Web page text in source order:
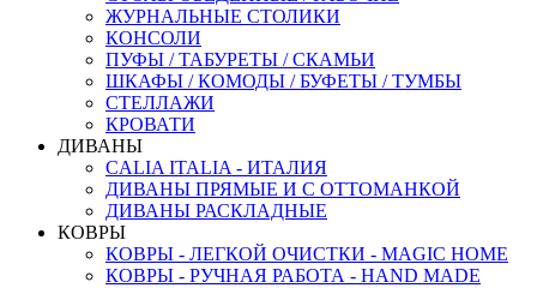
ЖУРНАЛЬНЫЕ СТОЛИКИ
КОНСОЛИ
ПУФЫ / ТАБУРЕТЫ / СКАМЬИ
ШКАФЫ / КОМОДЫ / БУФЕТЫ / ТУМБЫ
СТЕЛЛАЖИ
КРОВАТИ
ДИВАНЫ
CALIA ITALIA - ИТАЛИЯ
ДИВАНЫ ПРЯМЫЕ И С ОТТОМАНКОЙ
ДИВАНЫ РАСКЛАДНЫЕ
КОВРЫ
КОВРЫ - ЛЕГКОЙ ОЧИСТКИ - MAGIC HOME
КОВРЫ - РУЧНАЯ РАБОТА - HAND MADE